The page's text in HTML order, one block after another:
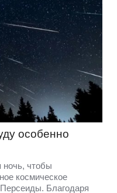
особенно
ночь, чтобы
космическое
Благодаря